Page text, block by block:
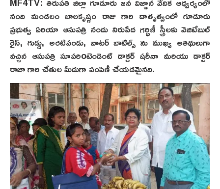
నంది మండలం బాలకృష్ణం రాజు గారి దాతృత్వంలో గూడూరు
ప్రభుత్వ ఏరియా ఆసుపత్రి నందు నిరుపేద గర్భిణీ స్త్రీలకు వెజిటేబుల్
రైస్, గుడ్డు, అరటిపండు, వాటర్ బాటిల్స్ ను ముఖ్య అతిథులుగా
వచ్చిన ఆసుపత్రి సూపరిoటెండెంట్ డాక్టర్ షరీనా మరియు డాక్టర్
రాజా గారి చేతుల మీదుగా పంపిణీ చేయడమైనది.